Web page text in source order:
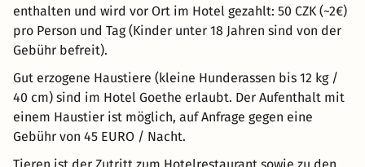
enthalten und wird vor Ort im Hotel gezahlt: 50 CZK (~2€)
pro Person und Tag (Kinder unter 18 Jahren sind von der
Gebühr befreit).
Gut erzogene Haustiere (kleine Hunderassen bis 12 kg /
40 cm) sind im Hotel Goethe erlaubt. Der Aufenthalt mit
einem Haustier ist möglich, auf Anfrage gegen eine
Gebühr von 45 EURO / Nacht.
Tieren ist der Zutritt zum Hotelrestaurant sowie zu den